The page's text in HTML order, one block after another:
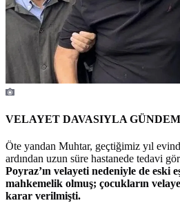
VELAYET DAVASIYLA
Öte yandan Muhtar, geçtiğimiz yıl
ardından uzun süre hastanede tedavi
Poyraz’ın velayeti nedeniyle de eski
mahkemelik olmuş; çocukların
karar verilmişti.